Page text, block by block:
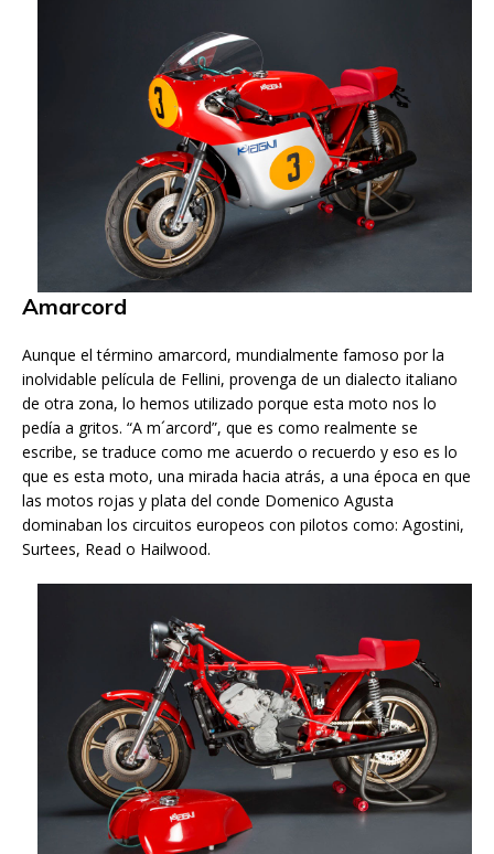
Amarcord
Aunque el término amarcord, mundialmente famoso por la
inolvidable película de Fellini, provenga de un dialecto italiano
de otra zona, lo hemos utilizado porque esta moto nos lo
pedía a gritos. “A m´arcord”, que es como realmente se
escribe, se traduce como me acuerdo o recuerdo y eso es lo
que es esta moto, una mirada hacia atrás, a una época en que
las motos rojas y plata del conde Domenico Agusta
dominaban los circuitos europeos con pilotos como: Agostini,
Surtees, Read o Hailwood.